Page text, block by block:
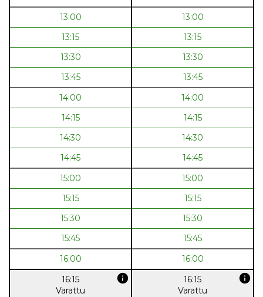
13:00
13:00
13:15
13:15
13:30
13:30
13:45
13:45
14:00
14:00
14:15
14:15
14:30
14:30
14:45
14:45
15:00
15:00
15:15
15:15
15:30
15:30
15:45
15:45
16:00
16:00
16:15
info
Varattu
16:15 info
Varattu